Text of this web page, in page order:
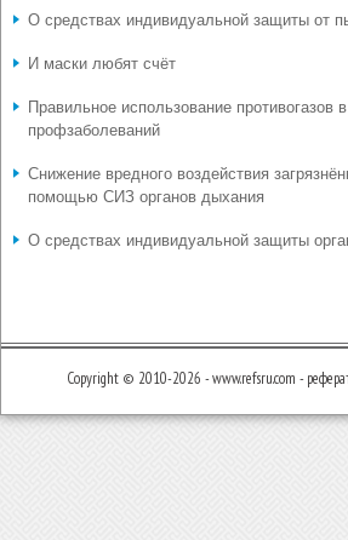
О средствах индивидуальной защиты от
И маски любят счёт
Правильное использование противогазов
профзаболеваний
Снижение вредного воздействия
помощью СИЗ органов дыхания
О средствах индивидуальной защиты
Copyright © 2010-2026 - www.refsru.com -